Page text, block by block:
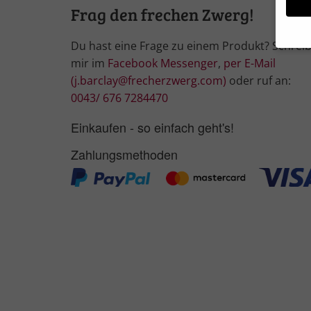
Frag den frechen Zwerg!
Du hast eine Frage zu einem Produkt?
mir im Facebook Messenger, per E-Mail
(j.barclay@frecherzwerg.com) oder ruf an:
0043/ 676 7284470
Einkaufen - so einfach geht's!
Zahlungsmethoden
Wir